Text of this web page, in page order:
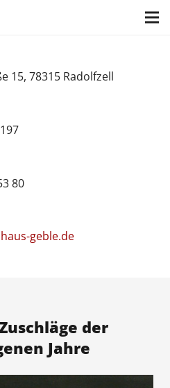
15, 78315 Radolfzell
80
geble.de
der
Jahre